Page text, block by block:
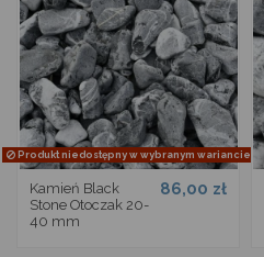
Produkt niedostępny w wybranym wariancie
Kamień Black
Stone Otoczak 20-
40 mm
86,00 zł